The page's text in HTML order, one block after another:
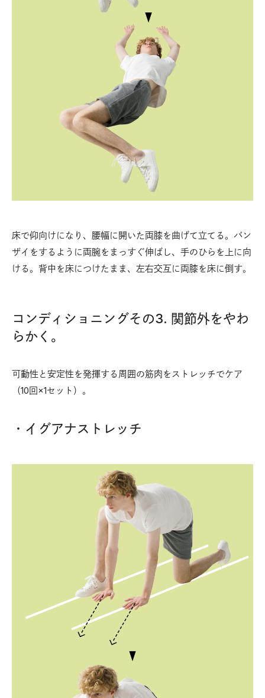
床で仰向けになり、腰幅に開いた両膝を曲げて立てる。バン
ザイをするように両腕をまっすぐ伸ばし、手のひらを上に向
ける。背中を床につけたまま、左右交互に両膝を床に倒す。
コンディショニングその3. 関節外をやわ
らかく。
可動性と安定性を発揮する周囲の筋肉をストレッチでケア
（10回×1セット）。
・イグアナストレッチ